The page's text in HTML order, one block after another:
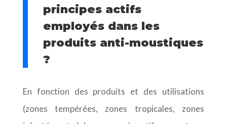
principes actifs
employés dans les
produits anti-moustiques
?
En fonction des produits et des utilisations
(zones tempérées, zones tropicales, zones